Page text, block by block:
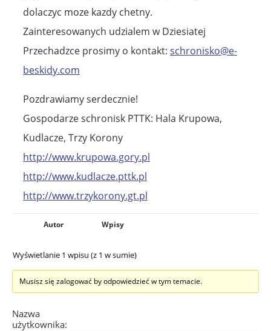
dolaczyc moze kazdy chetny.
Zainteresowanych udzialem w Dziesiatej
Przechadzce prosimy o kontakt: schronisko@e-
beskidy.com
Pozdrawiamy serdecznie!
Gospodarze schronisk PTTK: Hala Krupowa,
Kudlacze, Trzy Korony
http://www.krupowa.gory.pl
http://www.kudlacze.pttk.pl
http://www.trzykorony.gt.pl
Autor Wpisy
Wyświetlanie 1 wpisu (z 1 w sumie)
Musisz się zalogować by odpowiedzieć w tym temacie.
Nazwa
użytkownika: